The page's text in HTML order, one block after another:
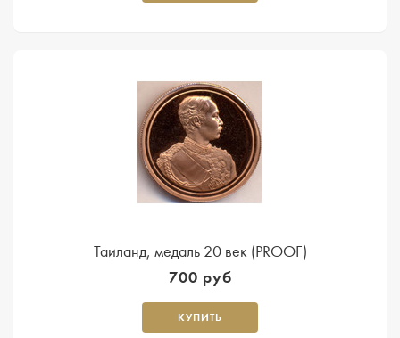
Таиланд, медаль 20 век (PROOF)
700 руб
КУПИТЬ